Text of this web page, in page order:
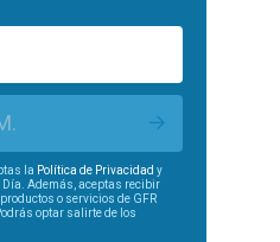
la Política de Privacidad y
Día. Además, aceptas recibir
o servicios de GFR
optar salirte de los